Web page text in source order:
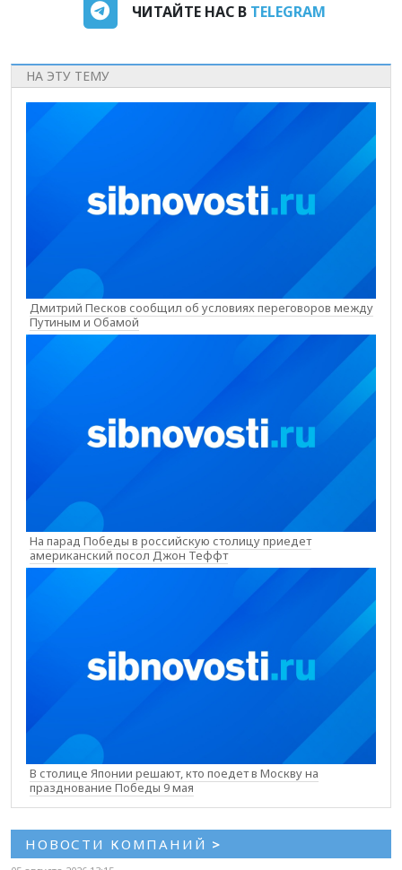
ЧИТАЙТЕ НАС В TELEGRAM
НА ЭТУ ТЕМУ
Дмитрий Песков сообщил об условиях переговоров между
Путиным и Обамой
На парад Победы в российскую столицу приедет
американский посол Джон Теффт
В столице Японии решают, кто поедет в Москву на
празднование Победы 9 мая
НОВОСТИ КОМПАНИЙ >